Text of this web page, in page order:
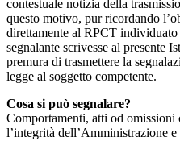
contestuale notizia della
questo motivo, pur ricordando
direttamente al RPCT
segnalante scrivesse al presente
premura di trasmettere la
legge al soggetto competente.
Cosa si può segnalare?
Comportamenti, atti od omissioni
l’integrità dell’Amministrazione